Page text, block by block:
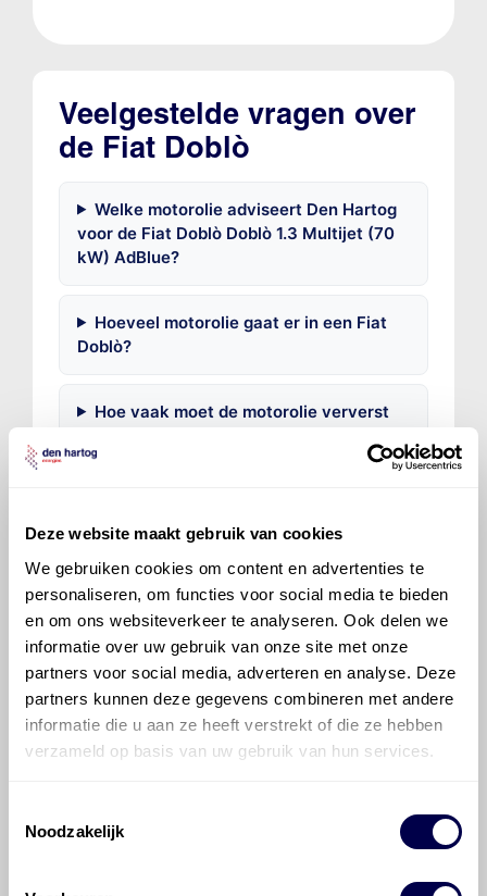
Deze website maakt gebruik van cookies
We gebruiken cookies om content en advertenties te
personaliseren, om functies voor social media te bieden
en om ons websiteverkeer te analyseren. Ook delen we
informatie over uw gebruik van onze site met onze
partners voor social media, adverteren en analyse. Deze
partners kunnen deze gegevens combineren met andere
informatie die u aan ze heeft verstrekt of die ze hebben
verzameld op basis van uw gebruik van hun services.
Noodzakelijk
Veelgestelde vragen over
de Fiat Doblò
Welke motorolie adviseert Den Hartog
voor de Fiat Doblò Doblò 1.3 Multijet (70
kW) AdBlue?
Hoeveel motorolie gaat er in een Fiat
Doblò?
Hoe vaak moet de motorolie ververst
Doblò is productadvies beschikbaar?
©OlyslagerAlle rechten voorbehouden. Deze
informatie mag noch geheel noch gedeeltelijk worden
gereproduceerd, opgeslagen in een database of op
Organisation B.V. Hoewel alles in het werk is gesteld
om ervoor te zorgen dat deze gegevens zo accuraat